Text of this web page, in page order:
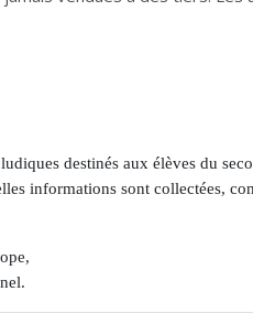
destinés aux élèves du
informations sont collectées,